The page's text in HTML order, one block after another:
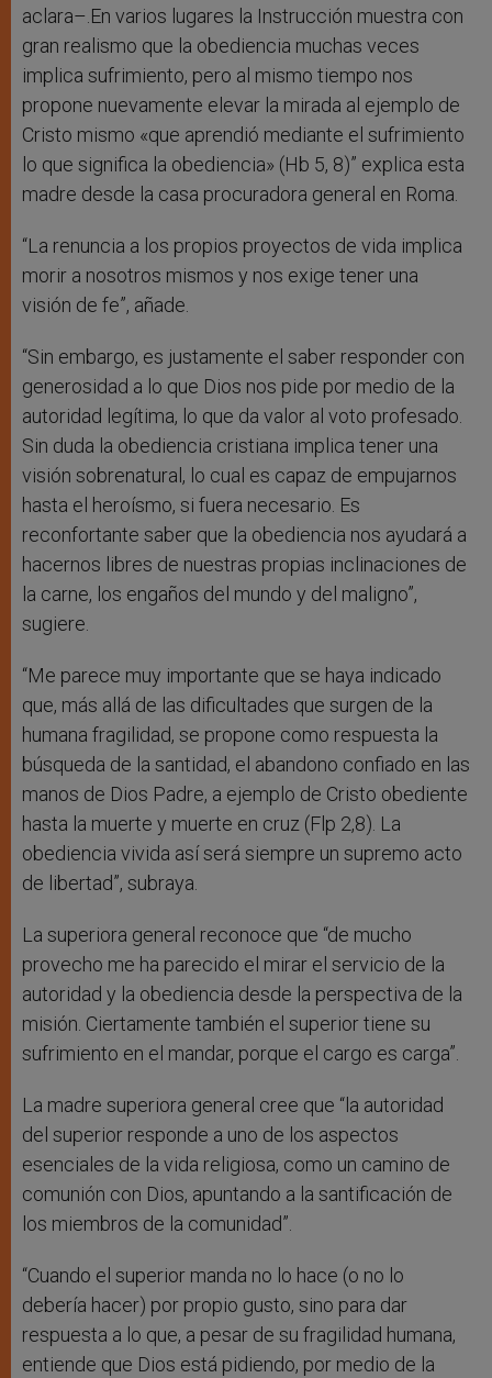
aclara–.En varios lugares la Instrucción muestra con
gran realismo que la obediencia muchas veces
implica sufrimiento, pero al mismo tiempo nos
propone nuevamente elevar la mirada al ejemplo de
Cristo mismo «que aprendió mediante el sufrimiento
lo que significa la obediencia» (Hb 5, 8)” explica esta
madre desde la casa procuradora general en Roma.
“La renuncia a los propios proyectos de vida implica
morir a nosotros mismos y nos exige tener una
visión de fe”, añade.
“Sin embargo, es justamente el saber responder con
generosidad a lo que Dios nos pide por medio de la
autoridad legítima, lo que da valor al voto profesado.
Sin duda la obediencia cristiana implica tener una
visión sobrenatural, lo cual es capaz de empujarnos
hasta el heroísmo, si fuera necesario. Es
reconfortante saber que la obediencia nos ayudará a
hacernos libres de nuestras propias inclinaciones de
la carne, los engaños del mundo y del maligno”,
sugiere.
“Me parece muy importante que se haya indicado
que, más allá de las dificultades que surgen de la
humana fragilidad, se propone como respuesta la
búsqueda de la santidad, el abandono confiado en las
manos de Dios Padre, a ejemplo de Cristo obediente
hasta la muerte y muerte en cruz (Flp 2,8). La
obediencia vivida así será siempre un supremo acto
de libertad”, subraya.
La superiora general reconoce que “de mucho
provecho me ha parecido el mirar el servicio de la
autoridad y la obediencia desde la perspectiva de la
misión. Ciertamente también el superior tiene su
sufrimiento en el mandar, porque el cargo es carga”.
La madre superiora general cree que “la autoridad
del superior responde a uno de los aspectos
esenciales de la vida religiosa, como un camino de
comunión con Dios, apuntando a la santificación de
los miembros de la comunidad”.
“Cuando el superior manda no lo hace (o no lo
debería hacer) por propio gusto, sino para dar
respuesta a lo que, a pesar de su fragilidad humana,
entiende que Dios está pidiendo, por medio de la